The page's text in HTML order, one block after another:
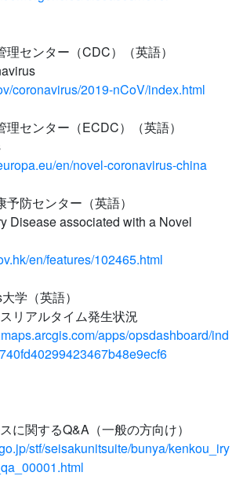
センター（CDC）（英語）
coronavirus/2019-nCoV/index.html
センター（ECDC）（英語）
en/novel-coronavirus-china
防センター（英語）
Disease associated with a Novel
en/features/102465.html
学（英語）
リアルタイム発生状況
apps/opsdashboard/ind
に関するQ&A（一般の方向け）
stf/seisakunitsuite/bunya/kenkou_iry